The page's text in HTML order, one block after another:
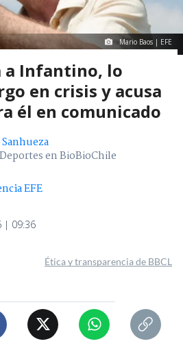
Mario Baos | EFE
a Infantino, lo
en crisis y acusa
él en comunicado
en BioBioChile
EFE
| 09:36
Ética y transparencia de BBCL